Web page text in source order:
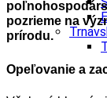
pozrieme na
prírodu.
Opeľovanie a